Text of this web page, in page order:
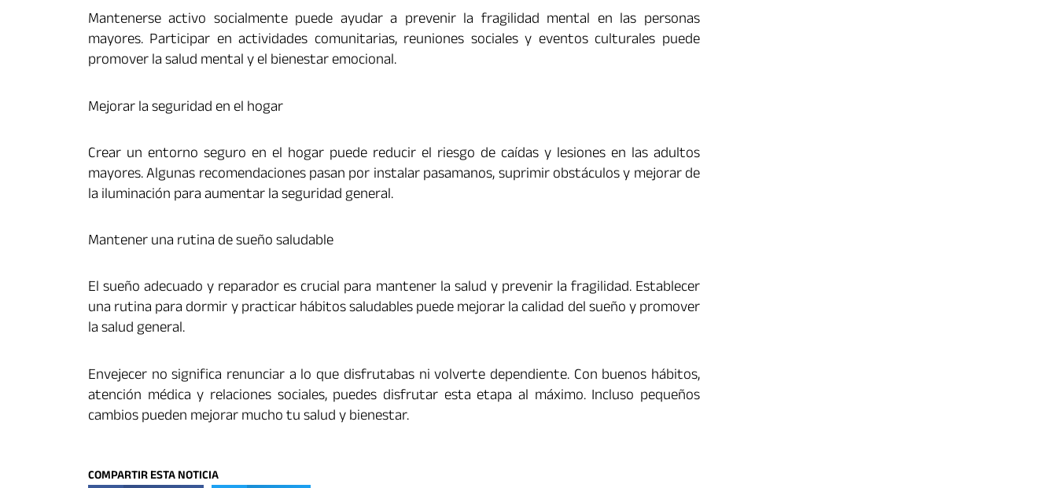
Mantenerse activo socialmente puede ayudar a prevenir la fragilidad mental en las personas
mayores. Participar en actividades comunitarias, reuniones sociales y eventos culturales puede
promover la salud mental y el bienestar emocional.
Mejorar la seguridad en el hogar
Crear un entorno seguro en el hogar puede reducir el riesgo de caídas y lesiones en las adultos
mayores. Algunas recomendaciones pasan por instalar pasamanos, suprimir obstáculos y mejorar de
la iluminación para aumentar la seguridad general.
Mantener una rutina de sueño saludable
El sueño adecuado y reparador es crucial para mantener la salud y prevenir la fragilidad. Establecer
una rutina para dormir y practicar hábitos saludables puede mejorar la calidad del sueño y promover
la salud general.
Envejecer no significa renunciar a lo que disfrutabas ni volverte dependiente. Con buenos hábitos,
atención médica y relaciones sociales, puedes disfrutar esta etapa al máximo. Incluso pequeños
cambios pueden mejorar mucho tu salud y bienestar.
COMPARTIR ESTA NOTICIA